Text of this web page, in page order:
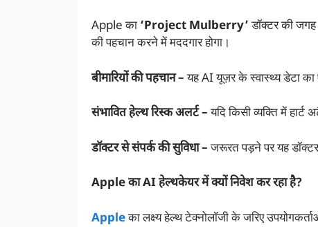
Apple का ‘Project Mulberry’डॉक्टर की
की पहचान करने में मददगार होगा।
बीमारियों की पहचान –यह AI यूज़र के स्वास्थ्य डेटा
संभावित हेल्थ रिस्क अलर्ट –यदि किसी व्यक्ति में
डॉक्टर से संपर्क की सुविधा –जरूरत पड़ने पर यह
Apple का AI हेल्थकेयर में क्यों निवेश कर रहा है?
Appleका लक्ष्य हेल्थ टेक्नोलॉजी के जरिए